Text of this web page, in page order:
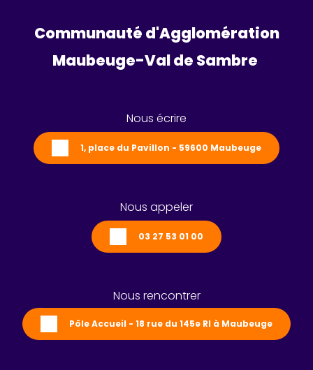
Communauté d'Agglomération
Maubeuge-Val de Sambre
Nous écrire
1, place du Pavillon - 59600 Maubeuge
Nous appeler
03 27 53 01 00
Nous rencontrer
Pôle Accueil - 18 rue du 145e RI à Maubeuge